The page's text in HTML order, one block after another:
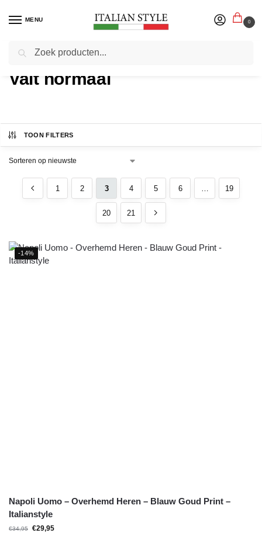
MENU 0
Home Product Maatadvies
Valt normaal
TOON FILTERS
1 2 3 4 5 6 … 19
20 21
-14%
Napoli Uomo – Overhemd Heren – Blauw Goud Print –
Italianstyle
€34,95 €29,95